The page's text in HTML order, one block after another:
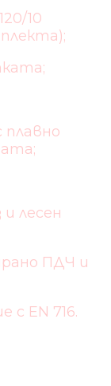
10
лесен
ПДЧ и
с EN 716.